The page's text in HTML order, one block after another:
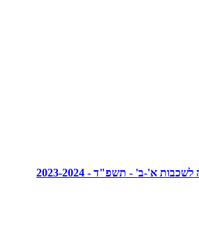
א'-ב' - תשפ"ד - 2023-2024